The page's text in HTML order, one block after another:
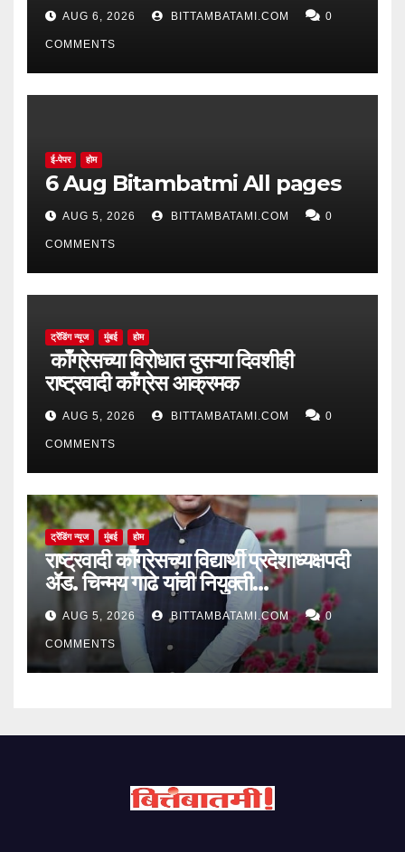
AUG 6, 2026 BITTAMBATAMI.COM 0
COMMENTS
ई-पेपर होम
6 Aug Bitambatmi All pages
AUG 5, 2026 BITTAMBATAMI.COM 0
COMMENTS
ट्रेंडिंग न्यूज मुंबई होम
काँग्रेसच्या विरोधात दुसऱ्या दिवशीही
राष्ट्रवादी काँग्रेस आक्रमक
AUG 5, 2026 BITTAMBATAMI.COM 0
COMMENTS
ट्रेंडिंग न्यूज मुंबई होम
राष्ट्रवादी काँग्रेसच्या विद्यार्थी प्रदेशाध्यक्षपदी
ॲड. चिन्मय गाढे यांची नियुक्ती…
AUG 5, 2026 BITTAMBATAMI.COM 0
COMMENTS